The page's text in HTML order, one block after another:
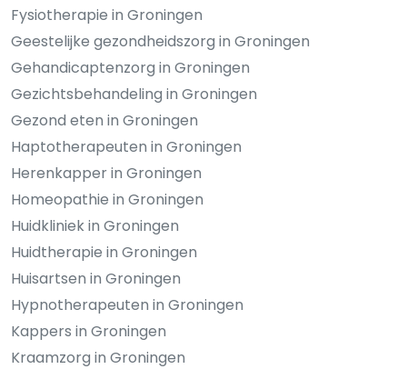
Fysiotherapie in Groningen
Geestelijke gezondheidszorg in Groningen
Gehandicaptenzorg in Groningen
Gezichtsbehandeling in Groningen
Gezond eten in Groningen
Haptotherapeuten in Groningen
Herenkapper in Groningen
Homeopathie in Groningen
Huidkliniek in Groningen
Huidtherapie in Groningen
Huisartsen in Groningen
Hypnotherapeuten in Groningen
Kappers in Groningen
Kraamzorg in Groningen